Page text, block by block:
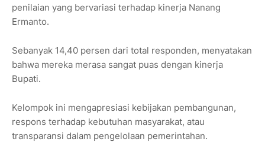
penilaian yang bervariasi terhadap kinerja Nanang
Ermanto.
Sebanyak 14,40 persen dari total responden, menyatakan
bahwa mereka merasa sangat puas dengan kinerja
Bupati.
Kelompok ini mengapresiasi kebijakan pembangunan,
respons terhadap kebutuhan masyarakat, atau
transparansi dalam pengelolaan pemerintahan.